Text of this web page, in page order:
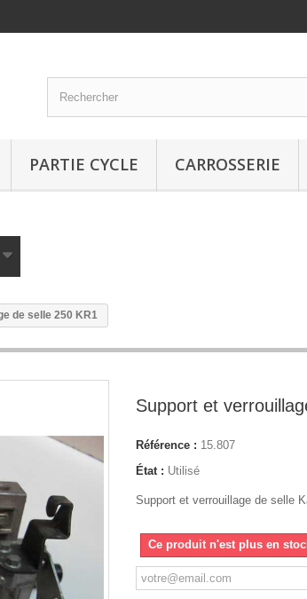
PARTIE CYCLE CARROSSERIE
de selle 250 KR1
Support et
Référence : 15.807
État : Utilisé
Support et verrouillage de selle
Ce produit n'est plus en